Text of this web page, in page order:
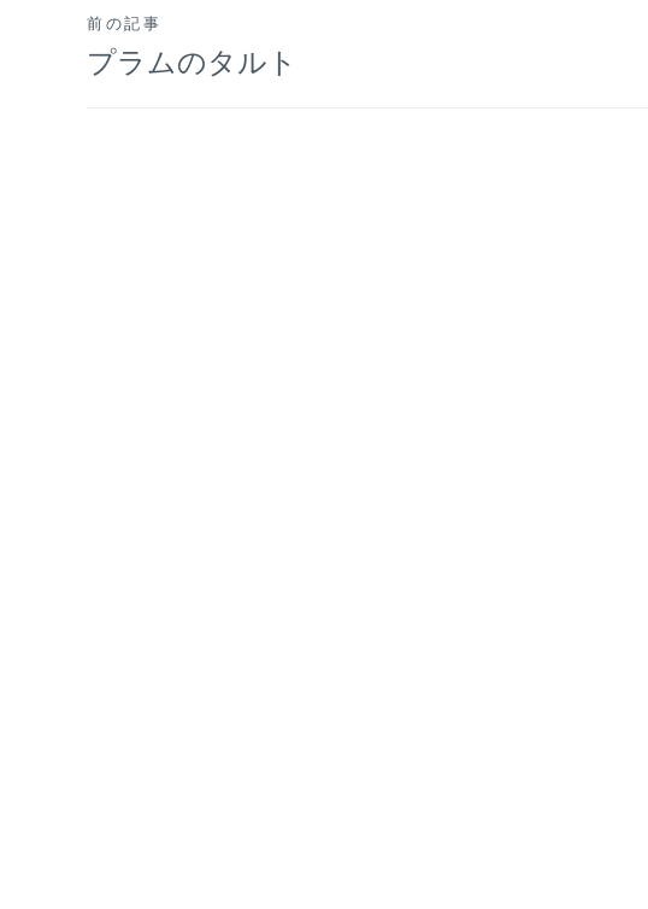
投
稿
前の記事
プラムのタルト